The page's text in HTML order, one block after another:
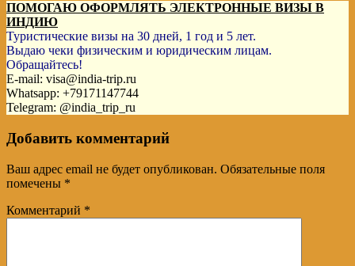
ПОМОГАЮ ОФОРМЛЯТЬ ЭЛЕКТРОННЫЕ ВИЗЫ В
ИНДИЮ
Туристические визы на 30 дней, 1 год и 5 лет.
Выдаю чеки физическим и юридическим лицам.
Обращайтесь!
E-mail: visa@india-trip.ru
Whatsapp: +79171147744
Telegram: @india_trip_ru
Добавить комментарий
Ваш адрес email не будет опубликован. Обязательные поля
помечены *
Комментарий *